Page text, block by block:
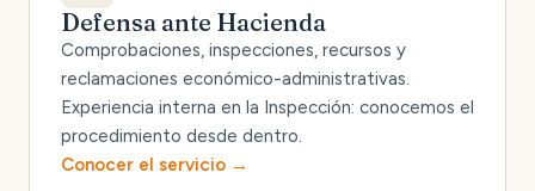
Defensa ante Hacienda
Comprobaciones, inspecciones, recursos y
reclamaciones económico-administrativas.
Experiencia interna en la Inspección: conocemos el
procedimiento desde dentro.
Conocer el servicio